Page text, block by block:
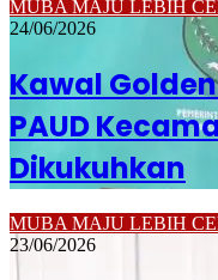
MUBA MAJU LEBIH
24/06/2026
Kawal
PAUD
Dikukuhkan
MUBA MAJU LEBIH
23/06/2026